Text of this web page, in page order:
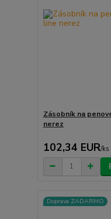
Zásobník na
nerez
102,34 EUR/ks
Doprava ZADARMO